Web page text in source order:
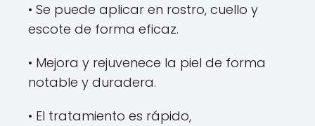
• Se puede aplicar en rostro, cuello y
escote de forma eficaz.
• Mejora y rejuvenece la piel de forma
notable y duradera.
• El tratamiento es rápido,